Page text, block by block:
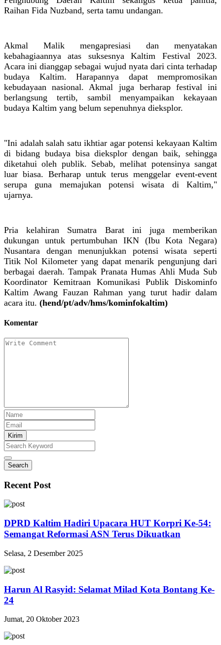
Raihan Fida Nuzband, serta tamu undangan.
Akmal Malik mengapresiasi dan menyatakan
kebahagiaannya atas suksesnya Kaltim Festival 2023.
Acara ini dianggap sebagai wujud nyata dari cinta terhadap
budaya Kaltim. Harapannya dapat mempromosikan
kebudayaan nasional. Akmal juga berharap festival ini
berlangsung tertib, sambil menyampaikan kekayaan
budaya Kaltim yang belum sepenuhnya dieksplor.
"Ini adalah salah satu ikhtiar agar potensi kekayaan Kaltim
di bidang budaya bisa dieksplor dengan baik, sehingga
diketahui oleh publik. Sebab, melihat potensinya sangat
luar biasa. Berharap untuk terus menggelar event-event
serupa guna memajukan potensi wisata di Kaltim,"
ujarnya.
Pria kelahiran Sumatra Barat ini juga memberikan
dukungan untuk pertumbuhan IKN (Ibu Kota Negara)
Nusantara dengan menunjukkan potensi wisata seperti
Titik Nol Kilometer yang dapat menarik pengunjung dari
berbagai daerah. Tampak Pranata Humas Ahli Muda Sub
Koordinator Kemitraan Komunikasi Publik Diskominfo
Kaltim Awang Fauzan Rahman yang turut hadir dalam
acara itu. (hend/pt/adv/hms/kominfokaltim)
Komentar
Kirim
Search
Recent Post
DPRD Kaltim Hadiri Upacara HUT Korpri Ke-54:
Semangat Reformasi ASN Terus Dikuatkan
Selasa, 2 Desember 2025
Harun Al Rasyid: Selamat Milad Kota Bontang Ke-
24
Jumat, 20 Oktober 2023